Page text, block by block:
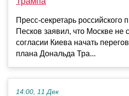
Пресс-секретарь российского
Песков заявил, что Москве не
согласии Киева начать
плана Дональда Тра...
14:00, 11 Дек